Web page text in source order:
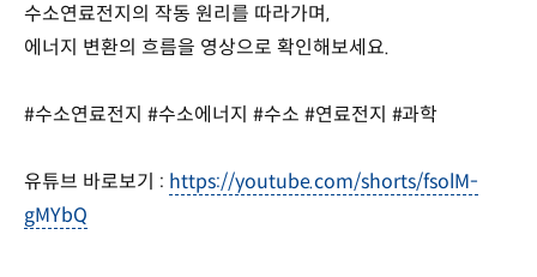
수소연료전지의 작동 원리를 따라가며,
에너지 변환의 흐름을 영상으로 확인해보세요.
#수소연료전지 #수소에너지 #수소 #연료전지 #과학
유튜브 바로보기 : https://youtube.com/shorts/fsolM-
gMYbQ